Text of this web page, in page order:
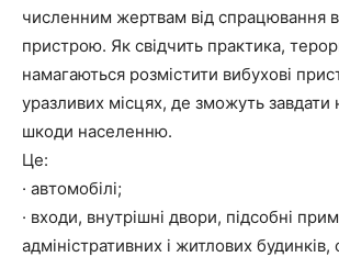
численним жертвам від спрацювання
пристрою. Як свідчить практика,
намагаються розмістити вибухові
уразливих місцях, де зможуть завдати
шкоди населенню.
Це:
· автомобілі;
· входи, внутрішні двори, підсобні
адміністративних і житлових будинків,